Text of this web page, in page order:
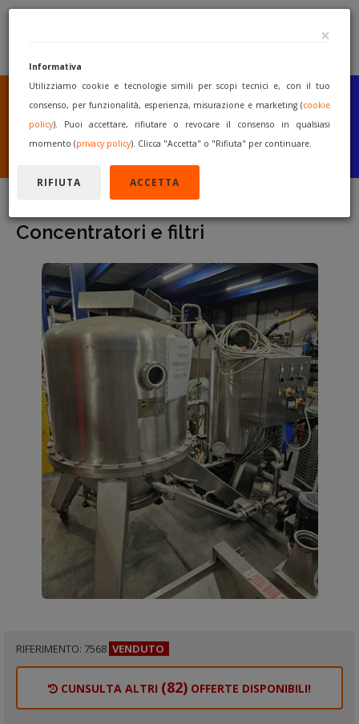
SEI UN COSTRUTTORE
O UN RIVENDITORE?
PUBBLICA GRATUITAMENTE
I TUOI MACCHINARI
INIZIA A VENDERE
Concentratori e filtri
RIFERIMENTO: 7568 VENDUTO
CUNSULTA ALTRI (82) OFFERTE DISPONIBILI!
×
Informativa
Utilizziamo cookie e tecnologie simili per scopi tecnici e, con il tuo
consenso, per funzionalità, esperienza, misurazione e marketing (cookie
policy). Puoi accettare, rifiutare o revocare il consenso in qualsiasi
momento (privacy policy). Clicca "Accetta" o "Rifiuta" per continuare.
RIFIUTA ACCETTA